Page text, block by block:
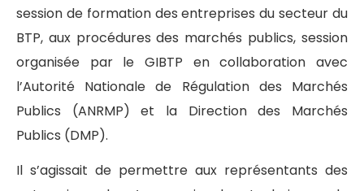
session de formation des entreprises du secteur du
BTP, aux procédures des marchés publics, session
organisée par le GIBTP en collaboration avec
l’Autorité Nationale de Régulation des Marchés
Publics (ANRMP) et la Direction des Marchés
Publics (DMP).
Il s’agissait de permettre aux représentants des